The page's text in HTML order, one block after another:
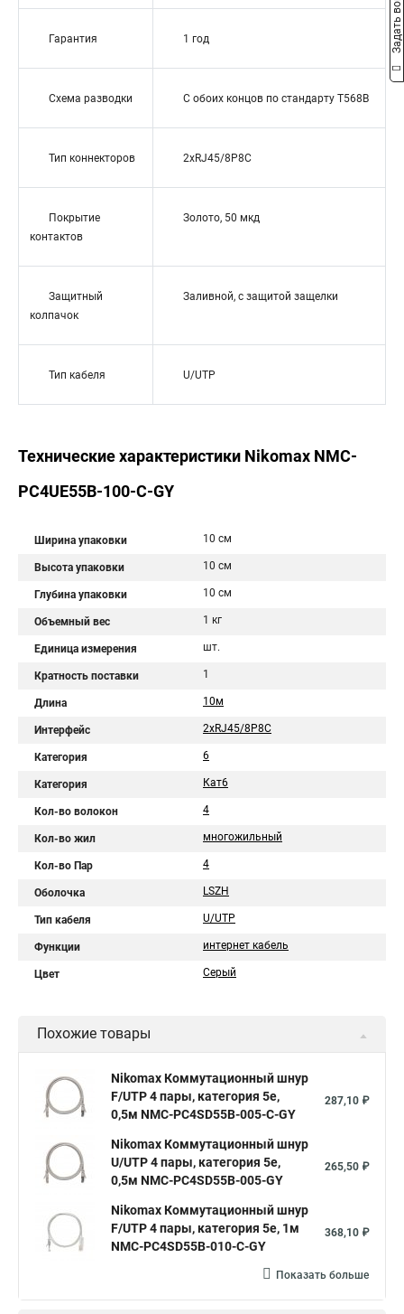
Гарантия 1 год
Схема разводки С обоих концов по стандарту T568B
Тип коннекторов 2xRJ45/8P8C
Покрытие
контактов
Золото, 50 мкд
Защитный
колпачок
Заливной, с защитой защелки
Тип кабеля U/UTP
Технические характеристики Nikomax NMC-
PC4UE55B-100-C-GY
Ширина упаковки 10 см
Высота упаковки 10 см
Глубина упаковки 10 см
Объемный вес 1 кг
Единица измерения шт.
Кратность поставки 1
Длина 10м
Интерфейс 2хRJ45/8P8C
Категория 6
Категория Кат6
Кол-во волокон 4
Кол-во жил многожильный
Кол-во Пар 4
Оболочка LSZH
Тип кабеля U/UTP
Функции интернет кабель
Цвет Серый
Похожие товары
Nikomax Коммутационный шнур
F/UTP 4 пары, категория 5е,
0,5м NMC-PC4SD55B-005-C-GY
287,10 ₽
Nikomax Коммутационный шнур
U/UTP 4 пары, категория 5е,
0,5м NMC-PC4SD55B-005-GY
265,50 ₽
Nikomax Коммутационный шнур
F/UTP 4 пары, категория 5е, 1м
NMC-PC4SD55B-010-C-GY
368,10 ₽
Показать больше